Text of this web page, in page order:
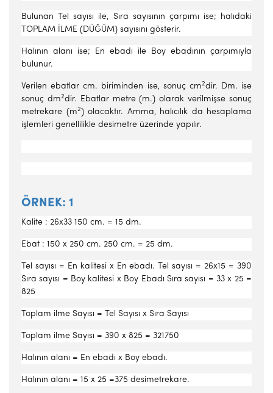
Bulunan Tel sayısı ile, Sıra sayısının çarpımı ise; halıdaki
TOP­LAM İLME (DÜĞÜM) sayısını gösterir.
Halının alanı ise; En ebadı ile Boy ebadının çarpımıyla
bulunur.
Verilen ebatlar cm. biriminden ise, sonuç cm2dir. Dm. ise
so­nuç dm2dir. Ebatlar metre (m.) olarak verilmişse sonuç
metrekare (m2) olacaktır. Amma, halıcılık da hesaplama
işlemleri genellilikle desimetre üzerinde yapılır.
ÖRNEK: 1
Kalite : 26x33 150 cm. = 15 dm.
Ebat : 150 x 250 cm. 250 cm. = 25 dm.
Tel sayısı = En kalitesi x En ebadı. Tel sayısı = 26x15 = 390
Sıra sayısı = Boy kalitesi x Boy Ebadı Sıra sayısı = 33 x 25 =
825
Toplam ilme Sayısı = Tel Sayısı x Sıra Sayısı
Toplam ilme Sayısı = 390 x 825 = 321750
Halının alanı = En ebadı x Boy ebadı.
Halının alanı = 15 x 25 =375 desimetrekare.